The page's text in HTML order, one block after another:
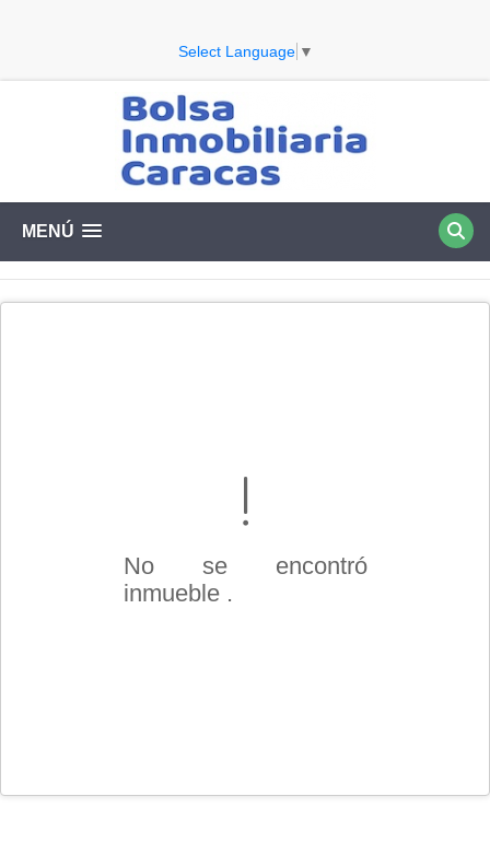
Select Language ▼
MENÚ
No se encontró
inmueble .